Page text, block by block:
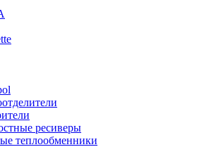
ресиверы
теплообменники